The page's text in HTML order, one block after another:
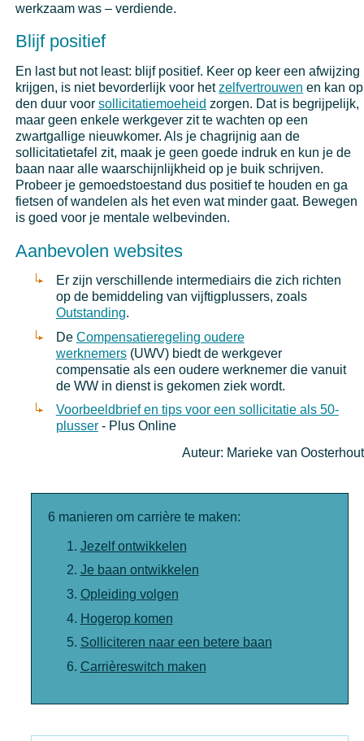
werkzaam was – verdiende.
Blijf positief
En last but not least: blijf positief. Keer op keer een afwijzing
krijgen, is niet bevorderlijk voor hetzelfvertrouwen en kan op
den duur voorsollicitatiemoeheid zorgen. Dat is begrijpelijk,
maar geen enkele werkgever zit te wachten op een
zwartgallige nieuwkomer. Als je chagrijnig aan de
sollicitatietafel zit, maak je geen goede indruk en kun je de
baan naar alle waarschijnlijkheid op je buik schrijven.
Probeer je gemoedstoestand dus positief te houden en ga
fietsen of wandelen als het even wat minder gaat. Bewegen
is goed voor je mentale welbevinden.
Aanbevolen websites
Er zijn verschillende intermediairs die zich richten
op de bemiddeling van vijftigplussers, zoals
Outstanding.
De Compensatieregeling oudere
werknemers(UWV) biedt de werkgever
compensatie als een oudere werknemer die vanuit
de WW in dienst is gekomen ziek wordt.
Voorbeeldbrief en tips voor een sollicitatie als 50-
plusser- Plus Online
Auteur: Marieke van Oosterhout
6 manieren om carrière te maken:
Jezelf ontwikkelen
Je baan ontwikkelen
Opleiding volgen
Hogerop komen
Solliciteren naar een betere baan
Carrièreswitch maken